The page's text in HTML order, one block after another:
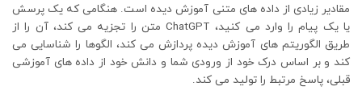
مقادیر زیادی از داده های متنی آموزش دیده است. هنگامی که یک پرسش
یا یک پیام را وارد می کنید، ChatGPT متن را تجزیه می کند، آن را از
طریق الگوریتم های آموزش دیده پردازش می کند، الگوها را شناسایی می
کند و بر اساس درک خود از ورودی شما و دانش خود از داده های آموزشی
قبلی، پاسخ مرتبط را تولید می کند.